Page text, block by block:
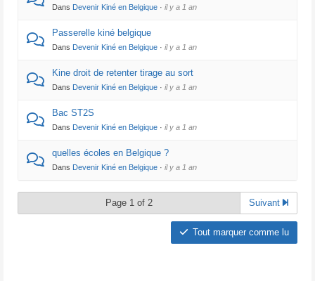
Dans Devenir Kiné en Belgique · il y a 1 an
Passerelle kiné belgique
Dans Devenir Kiné en Belgique · il y a 1 an
Kine droit de retenter tirage au sort
Dans Devenir Kiné en Belgique · il y a 1 an
Bac ST2S
Dans Devenir Kiné en Belgique · il y a 1 an
quelles écoles en Belgique ?
Dans Devenir Kiné en Belgique · il y a 1 an
Page 1 of 2 Suivant
Tout marquer comme lu